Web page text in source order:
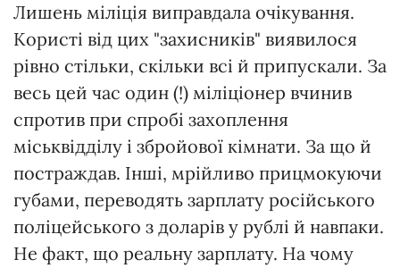
Лишень міліція виправдала очікування.
Користі від цих "захисників" виявилося
рівно стільки, скільки всі й припускали. За
весь цей час один (!) міліціонер вчинив
спротив при спробі захоплення
міськвідділу і збройової кімнати. За що й
постраждав. Інші, мрійливо прицмокуючи
губами, переводять зарплату російського
поліцейського з доларів у рублі й навпаки.
Не факт, що реальну зарплату. На чому